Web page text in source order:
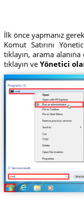
İlk önce yapmanız
Komut Satırını
tıklayın, arama alanına
tıklayın ve Yönetici